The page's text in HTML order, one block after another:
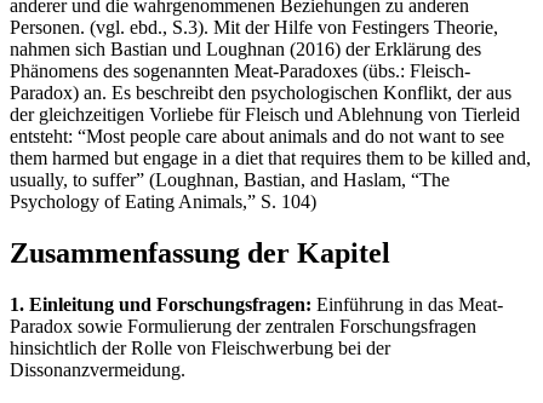
anderer und die wahrgenommenen Beziehungen zu anderen
Personen. (vgl. ebd., S.3). Mit der Hilfe von Festingers Theorie,
nahmen sich Bastian und Loughnan (2016) der Erklärung des
Phänomens des sogenannten Meat-Paradoxes (übs.: Fleisch-
Paradox) an. Es beschreibt den psychologischen Konflikt, der aus
der gleichzeitigen Vorliebe für Fleisch und Ablehnung von Tierleid
entsteht: “Most people care about animals and do not want to see
them harmed but engage in a diet that requires them to be killed and,
usually, to suffer” (Loughnan, Bastian, and Haslam, “The
Psychology of Eating Animals,” S. 104)
Zusammenfassung der Kapitel
1. Einleitung und Forschungsfragen: Einführung in das Meat-
Paradox sowie Formulierung der zentralen Forschungsfragen
hinsichtlich der Rolle von Fleischwerbung bei der
Dissonanzvermeidung.